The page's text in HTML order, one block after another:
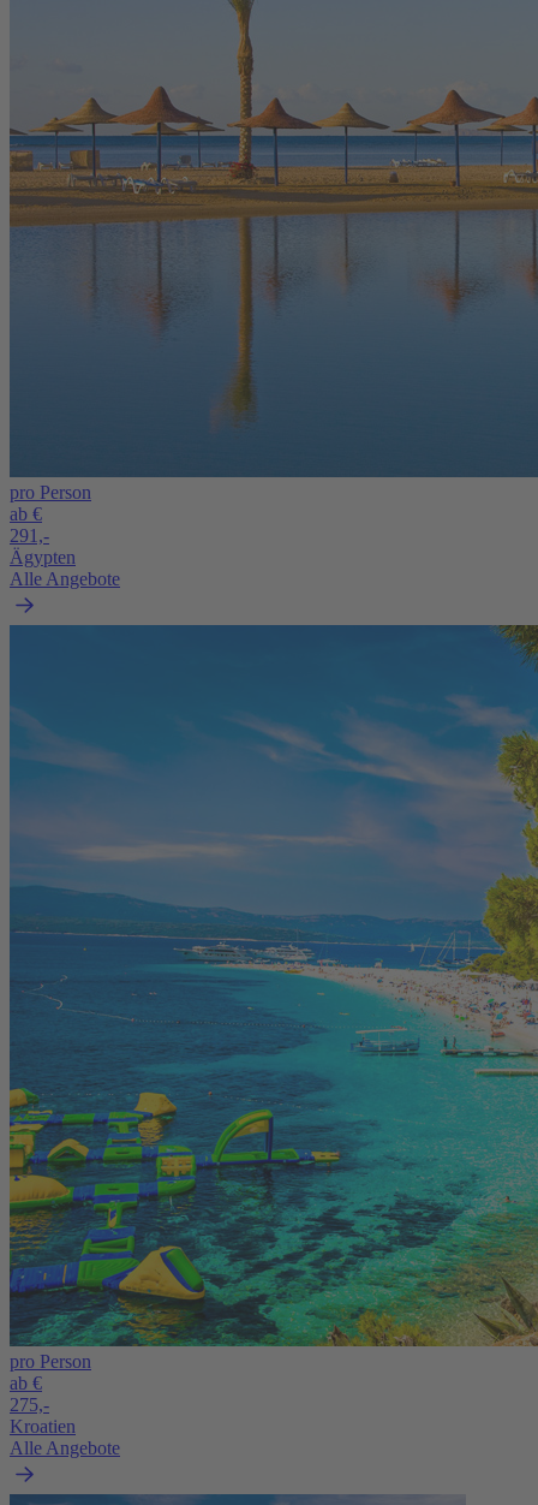
pro Person
ab €
291,-
Ägypten
Alle Angebote
pro Person
ab €
275,-
Kroatien
Alle Angebote